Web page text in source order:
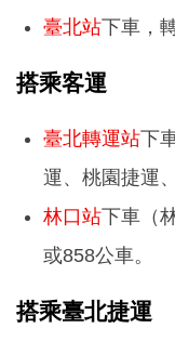
臺北站下車，
搭乘客運
臺北轉運站下
運、桃園捷運
林口站下車（
或858公車。
搭乘臺北捷運